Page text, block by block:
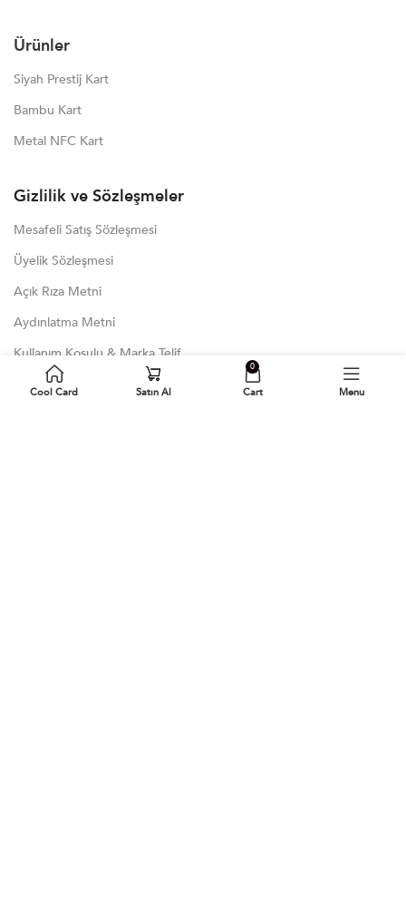
Ürünler
Siyah Prestij Kart
Bambu Kart
Metal NFC Kart
Gizlilik ve Sözleşmeler
Mesafeli Satış Sözleşmesi
Üyelik Sözleşmesi
Açık Rıza Metni
Aydınlatma Metni
Kullanım Koşulu & Marka Telif
KVKKCool Card Satın Al
0
Cart Menu